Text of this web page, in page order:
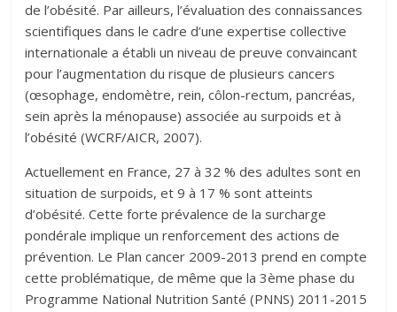
de l’obésité. Par ailleurs, l’évaluation des connaissances
scientifiques dans le cadre d’une expertise collective
internationale a établi un niveau de preuve convaincant
pour l’augmentation du risque de plusieurs cancers
(œsophage, endomètre, rein, côlon-rectum, pancréas,
sein après la ménopause) associée au surpoids et à
l’obésité (WCRF/AICR, 2007).
Actuellement en France, 27 à 32 % des adultes sont en
situation de surpoids, et 9 à 17 % sont atteints
d’obésité. Cette forte prévalence de la surcharge
pondérale implique un renforcement des actions de
prévention. Le Plan cancer 2009-2013 prend en compte
cette problématique, de même que la 3ème phase du
Programme National Nutrition Santé (PNNS) 2011-2015